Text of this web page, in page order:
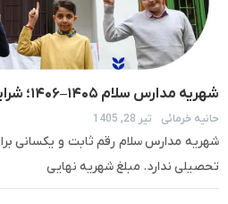
شهریه مدارس سلام ۱۴۰۵–۱۴۰۶؛ شرایط پرداخت نقد و اقساط
حانیه خرمائی تیر 28, 1405
شهریه مدارس سلام رقم ثابت و یکسانی
تحصیلی ندارد. مبلغ شهریه نهایی